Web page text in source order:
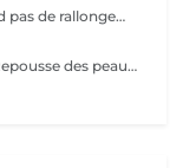
La pose de semi-permanent ne comprend pas de rallongement des ongles. Si vous souhaitez plus de longueur, merci de sélectionner l'option pose complète avec rallongement
Gommage Coupe et Limage des ongles Repousse des peaux mortes Coupe des cuticules Pose de semi-permanent Massage des pieds Masque hydratant